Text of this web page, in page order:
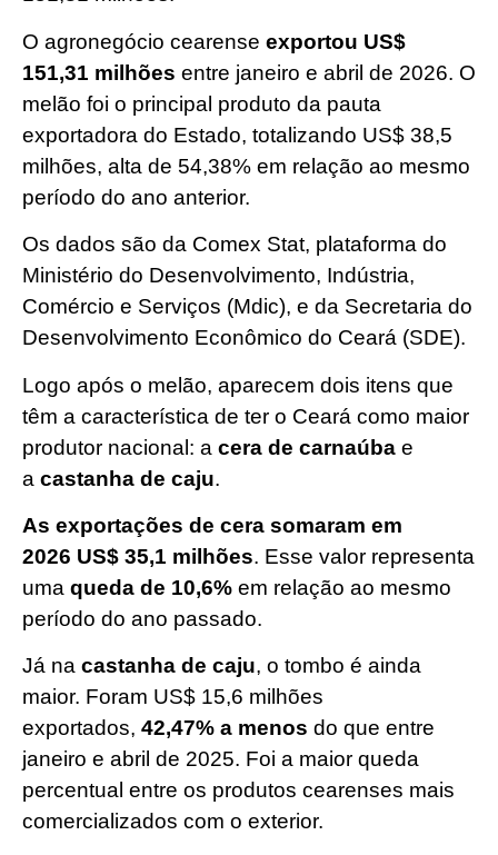
O agronegócio cearense exportou US$
151,31 milhões entre janeiro e abril de 2026. O
melão foi o principal produto da pauta
exportadora do Estado, totalizando US$ 38,5
milhões, alta de 54,38% em relação ao mesmo
período do ano anterior.
Os dados são da Comex Stat, plataforma do
Ministério do Desenvolvimento, Indústria,
Comércio e Serviços (Mdic), e da Secretaria do
Desenvolvimento Econômico do Ceará (SDE).
Logo após o melão, aparecem dois itens que
têm a característica de ter o Ceará como maior
produtor nacional: a cera de carnaúba e
a castanha de caju.
As exportações de cera somaram em
2026 US$ 35,1 milhões. Esse valor representa
uma queda de 10,6% em relação ao mesmo
período do ano passado.
Já na castanha de caju, o tombo é ainda
maior. Foram US$ 15,6 milhões
exportados, 42,47% a menos do que entre
janeiro e abril de 2025. Foi a maior queda
percentual entre os produtos cearenses mais
comercializados com o exterior.